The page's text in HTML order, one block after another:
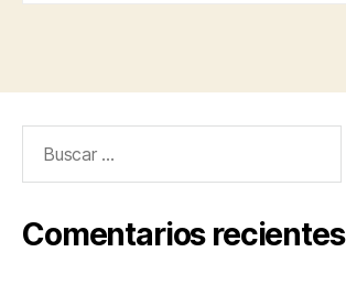
Comentarios recientes